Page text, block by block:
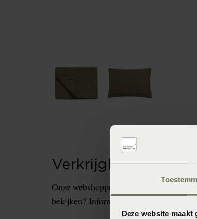
Deze website maakt
Verkrijgbaarheid in
Onze webshopproducten zijn niet
bekijken? Informeer dan eerst naar de